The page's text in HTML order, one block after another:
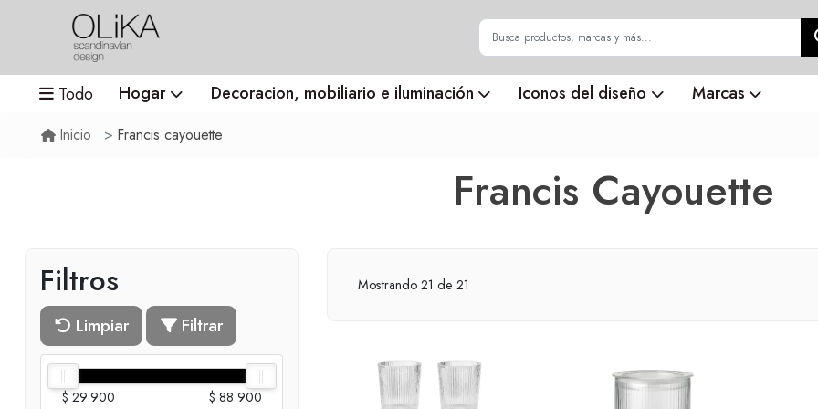
Todo Hogar Decoracion, mobiliario e iluminación Iconos del diseño Marcas
Inicio Francis cayouette
Francis Cayouette
Filtros
Limpiar Filtrar
$ 29.900 $ 88.900
Mostrando 21 de 21